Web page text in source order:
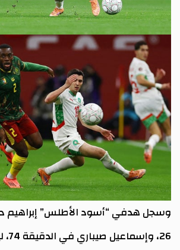
وسجل هدفي “أسود الأطلس” إبراهيم
26،